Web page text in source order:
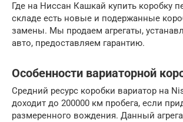
Где на Ниссан Кашкай купить коробку
складе есть новые и подержанные
замены. Мы продаем агрегаты,
авто, предоставляем гарантию.
Особенности вариаторной
Средний ресурс коробки вариатор на
доходит до 200000 км пробега, если
размеренного вождения. Данный